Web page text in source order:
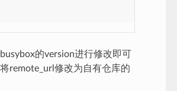
的version进行修改即可
remote_url修改为自有仓库的